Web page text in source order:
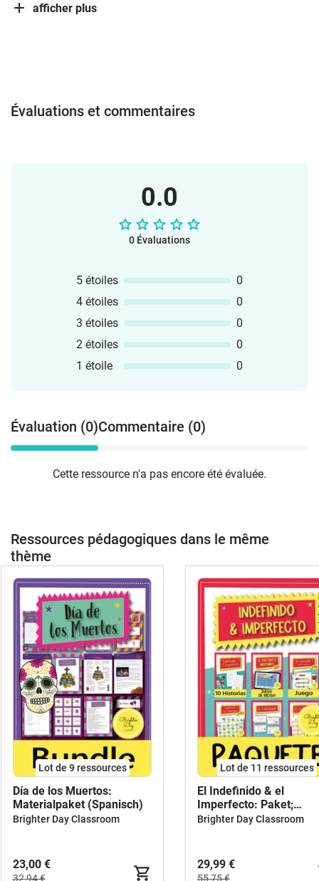
afficher plus
Évaluations et commentaires
0.0
0 Évaluations
5 étoiles
0
4 étoiles
0
3 étoiles
0
2 étoiles
0
1 étoile
0
Évaluation (0)Commentaire (0)
Cette ressource n'a pas encore été évaluée.
Ressources pédagogiques dans le même
thème
Lot de 9 ressources
Día de los Muertos:
Materialpaket (Spanisch)
Brighter Day Classroom
23,00 €
32,94 €
Lot de 11 ressources
El Indefinido & el
Imperfecto: Paket;
Aktivitäten (Spanisch)
Brighter Day Classroom
29,99 €
55,75 €